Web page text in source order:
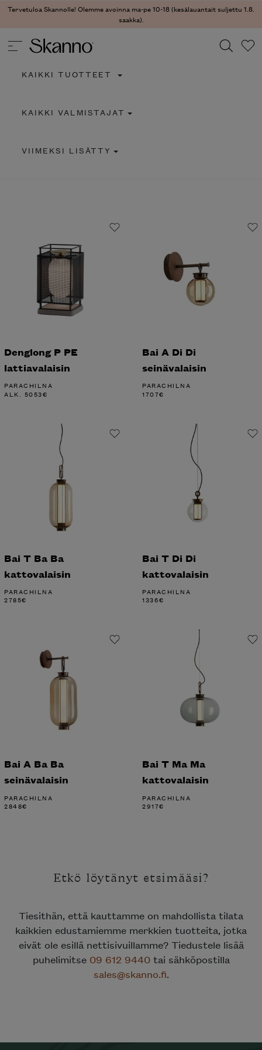
Tervetuloa Skannolle! Olemme avoinna ma-pe 10-18 (kesälauantait suljettu 1.8.
saakka).
Type 2 or more characters for results.
KAIKKI TUOTTEET
KAIKKI VALMISTAJAT
VIIMEKSI LISÄTTY
Denglong P PE
lattiavalaisin
PARACHILNA
ALK. 5053€
Bai A Di Di
seinävalaisin
PARACHILNA
1707€
Bai T Ba Ba
kattovalaisin
PARACHILNA
2785€
Bai T Di Di
kattovalaisin
PARACHILNA
1336€
Bai A Ba Ba
seinävalaisin
PARACHILNA
2848€
Bai T Ma Ma
kattovalaisin
PARACHILNA
2917€
Etkö löytänyt etsimääsi?
Tiesithän, että kauttamme on mahdollista tilata
kaikkien edustamiemme merkkien tuotteita, jotka
eivät ole esillä nettisivuillamme? Tiedustele lisää
puhelimitse 09 612 9440tai sähköpostilla
sales@skanno.fi.